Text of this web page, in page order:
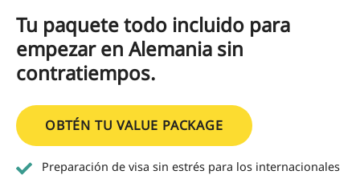
Tu paquete todo incluido para
empezar en Alemania sin
contratiempos.
OBTÉN TU VALUE PACKAGE
Preparación de visa sin estrés para los internacionales